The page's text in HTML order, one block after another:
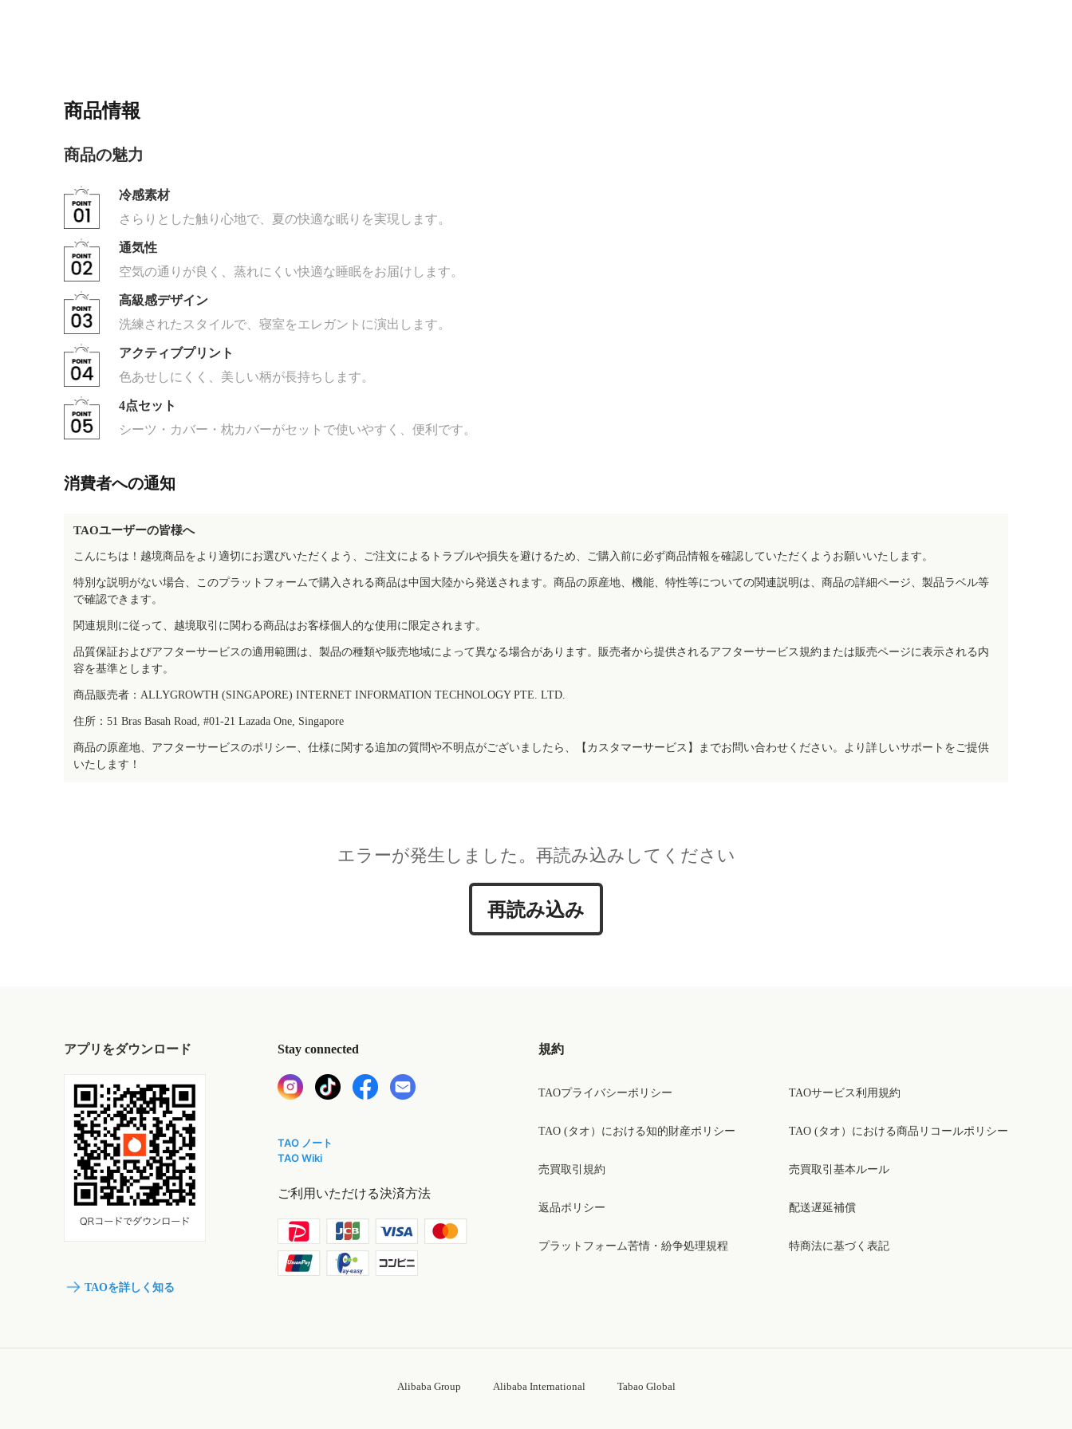
商品情報
商品の魅力
冷感素材
さらりとした触り心地で、夏の快適な眠りを実現します。
通気性
空気の通りが良く、蒸れにくい快適な睡眠をお届けします。
高級感デザイン
洗練されたスタイルで、寝室をエレガントに演出します。
アクティブプリント
色あせしにくく、美しい柄が長持ちします。
4点セット
シーツ・カバー・枕カバーがセットで使いやすく、便利です。
消費者への通知
TAOユーザーの皆様へ
こんにちは！越境商品をより適切にお選びいただくよう、ご注文によるトラブルや損失を避けるため、ご購入前に必ず商品情報を確認していただくようお願いいたします。
特別な説明がない場合、このプラットフォームで購入される商品は中国大陸から発送されます。商品の原産地、機能、特性等についての関連説明は、商品の詳細ページ、製品ラベル等
で確認できます。
関連規則に従って、越境取引に関わる商品はお客様個人的な使用に限定されます。
品質保証およびアフターサービスの適用範囲は、製品の種類や販売地域によって異なる場合があります。販売者から提供されるアフターサービス規約または販売ページに表示される内
容を基準とします。
商品販売者：ALLYGROWTH (SINGAPORE) INTERNET INFORMATION TECHNOLOGY PTE. LTD.
住所：51 Bras Basah Road, #01-21 Lazada One, Singapore
商品の原産地、アフターサービスのポリシー、仕様に関する追加の質問や不明点がございましたら、【カスタマーサービス】までお問い合わせください。より詳しいサポートをご提供
いたします！
エラーが発生しました。再読み込みしてください
再読み込み
アプリをダウンロード
TAOを詳しく知る
Stay connected
TAO ノート
TAO Wiki
ご利用いただける決済方法
規約
TAOプライバシーポリシー
TAO (タオ）における知的財産ポリシー
売買取引規約
返品ポリシー
プラットフォーム苦情・紛争処理規程
TAOサービス利用規約
TAO (タオ）における商品リコールポリシー
売買取引基本ルール
配送遅延補償
特商法に基づく表記
Alibaba Group Alibaba International Tabao Global